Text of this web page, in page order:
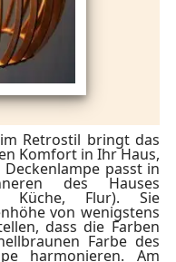
Retrostil bringt das
Komfort in Ihr Haus,
passt in
des Hauses
Küche, Flur). Sie
von wenigstens
dass die Farben
Farbe des
harmonieren. Am